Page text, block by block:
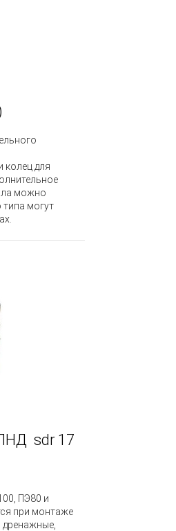
колец для
можно
могут
sdr 17
ПЭ80 и
при монтаже